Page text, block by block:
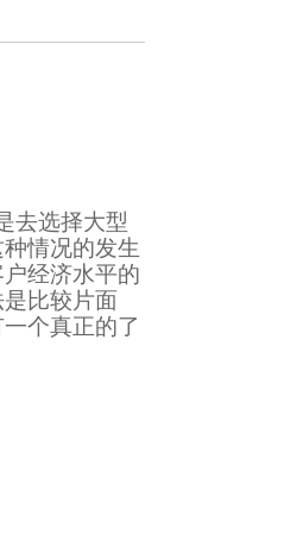
去选择大型
情况的发生
经济水平的
比较片面
个真正的了